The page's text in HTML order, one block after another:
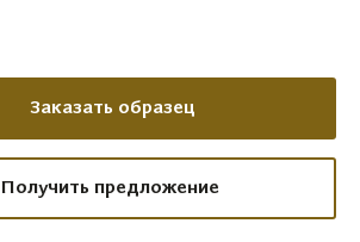
Заказать образец
Получить предложение